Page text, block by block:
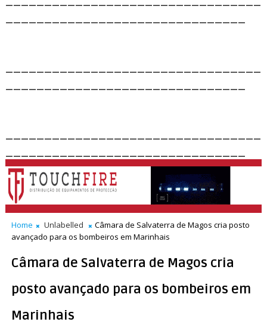
Home Unlabelled
Câmara de Salvaterra de Magos cria posto
avançado para os bombeiros em Marinhais
Câmara de Salvaterra de Magos cria
posto avançado para os bombeiros em
Marinhais